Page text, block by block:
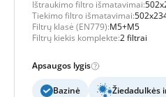
Ištraukimo filtro išmatavimai:
Tiekimo filtro išmatavimai:
Filtrų klasė (EN779):M5+M5
Filtrų kiekis komplekte:2 filtrai
Apsaugos lygis
Bazinė Žiedadulkės